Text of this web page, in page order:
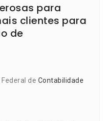
para
clientes para
de
de Contabilidade